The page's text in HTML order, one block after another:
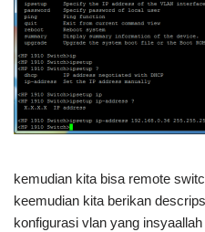
kemudian kita bisa remote
keemudian kita berikan
konfigurasi vlan yang